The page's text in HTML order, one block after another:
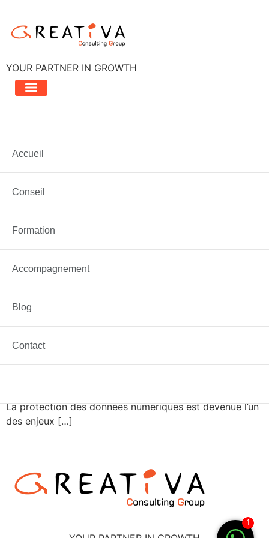
contenu
YOUR PARTNER IN GROWTH
Accueil
Conseil
Formation
Accompagnement
Blog
Contact
Étiquette :donnees
personnelles
La cybersécurité au cœur des enjeux d…
La protection des données numériques est devenue l’un
des enjeux […]
1